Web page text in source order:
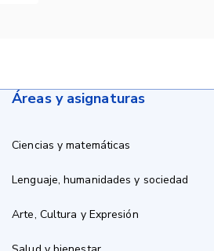
Áreas y asignaturas
Ciencias y matemáticas
Lenguaje, humanidades y sociedad
Arte, Cultura y Expresión